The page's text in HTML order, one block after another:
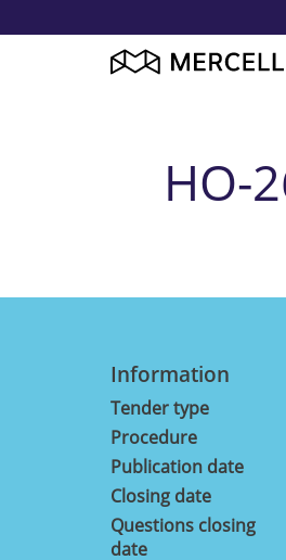
HO-
Information
Tender type
Procedure
Publication date
Closing date
Questions closing
date